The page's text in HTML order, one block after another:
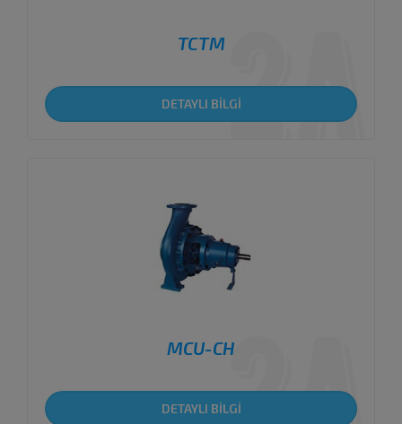
TCTM
DETAYLI BİLGİ
MCU-CH
DETAYLI BİLGİ